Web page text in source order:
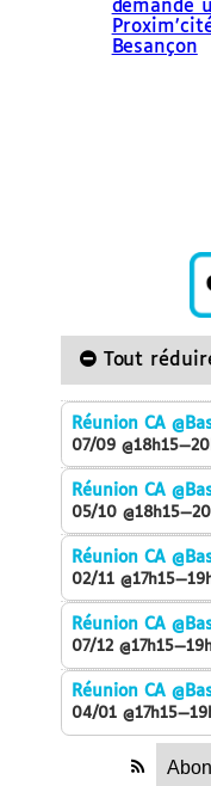
demande
Besançon
Tout
Réunion CA
07/09
Réunion CA
05/10
Réunion CA
02/11
Réunion CA
07/12
Réunion CA
04/01